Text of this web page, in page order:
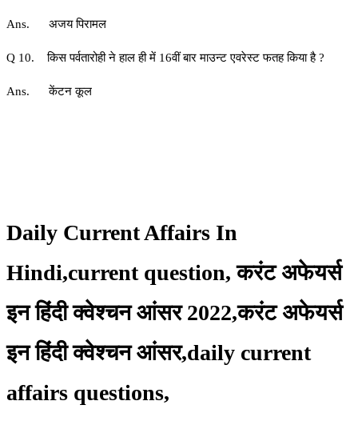
Ans. अजय पिरामल
Q 10. किस पर्वतारोही ने हाल ही में 16वीं बार माउन्ट एवरेस्ट फतह किया है ?
Ans. केंटन कूल
Daily Current Affairs In
Hindi,current question, करंट अफेयर्स
इन हिंदी क्वेश्चन आंसर 2022,करंट अफेयर्स
इन हिंदी क्वेश्चन आंसर,daily current
affairs questions,